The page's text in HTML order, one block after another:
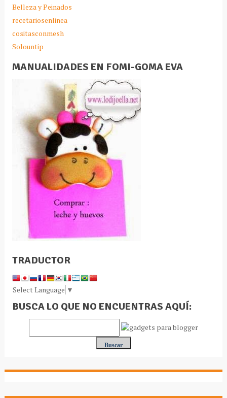
Belleza y Peinados
recetariosenlinea
cositasconmesh
Solountip
MANUALIDADES EN FOMI-GOMA EVA
TRADUCTOR
Select Language ▼
BUSCA LO QUE NO ENCUENTRAS AQUÍ: